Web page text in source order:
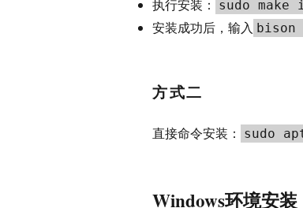
执行安装： sudo
安装成功后，输入
方式二
直接命令安装： sudo
Windows环境安装